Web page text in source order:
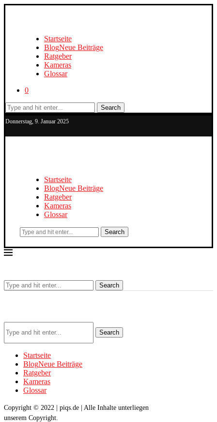
Startseite
BlogNeue Beiträge
Ratgeber
Kameras
Glossar
0
Search
Donnerstag, 9. Januar 2025
Startseite
BlogNeue Beiträge
Ratgeber
Kameras
Glossar
Search
Search
Search
Startseite
BlogNeue Beiträge
Ratgeber
Kameras
Glossar
Copyright © 2022 | piqs.de | Alle Inhalte unterliegen
unserem Copyright.